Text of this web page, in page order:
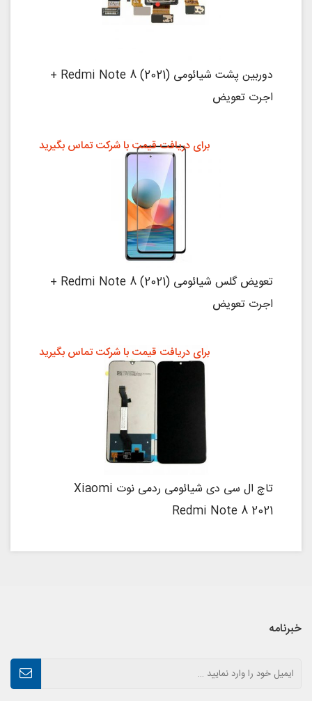
دوربین پشت شیائومی Redmi Note 8 (2021) +
اجرت تعویض
تعویض گلس شیائومی Redmi Note 8 (2021) +
اجرت تعویض
برای دریافت قیمت با شرکت تماس بگیرید
تاچ ال سی دی شیائومی ردمی نوت Xiaomi
Redmi Note 8 2021
برای دریافت قیمت با شرکت تماس بگیرید
خبرنامه